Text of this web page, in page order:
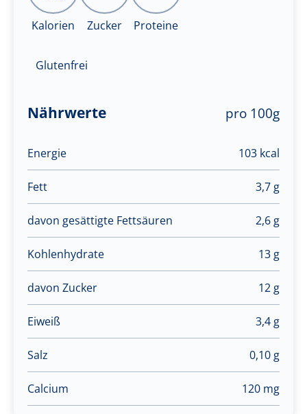
Kalorien Zucker Proteine
Glutenfrei
Nährwerte pro 100g
Energie 103 kcal
Fett 3,7 g
davon gesättigte Fettsäuren 2,6 g
Kohlenhydrate 13 g
davon Zucker 12 g
Eiweiß 3,4 g
Salz 0,10 g
Calcium 120 mg